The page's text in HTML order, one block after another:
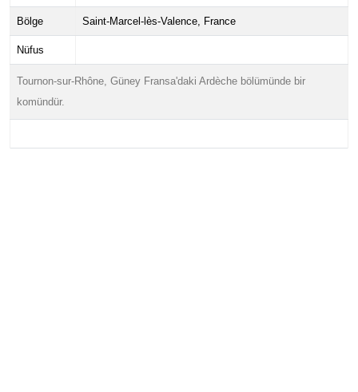
Bölge Saint-Marcel-lès-Valence, France
Nüfus
Tournon-sur-Rhône, Güney Fransa'daki Ardèche bölümünde bir
komündür.